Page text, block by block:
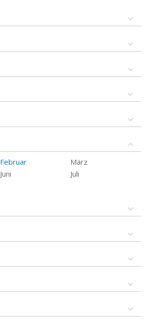
Februar
März
Juni
Juli